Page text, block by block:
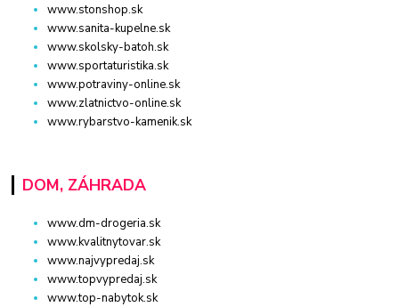
www.stonshop.sk
www.sanita-kupelne.sk
www.skolsky-batoh.sk
www.sportaturistika.sk
www.potraviny-online.sk
www.zlatnictvo-online.sk
www.rybarstvo-kamenik.sk
DOM, ZÁHRADA
www.dm-drogeria.sk
www.kvalitnytovar.sk
www.najvypredaj.sk
www.topvypredaj.sk
www.top-nabytok.sk